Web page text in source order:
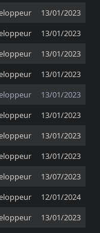
13/01/2023
13/01/2023
13/01/2023
13/01/2023
13/01/2023
13/01/2023
13/01/2023
13/01/2023
13/07/2023
12/01/2024
13/01/2023